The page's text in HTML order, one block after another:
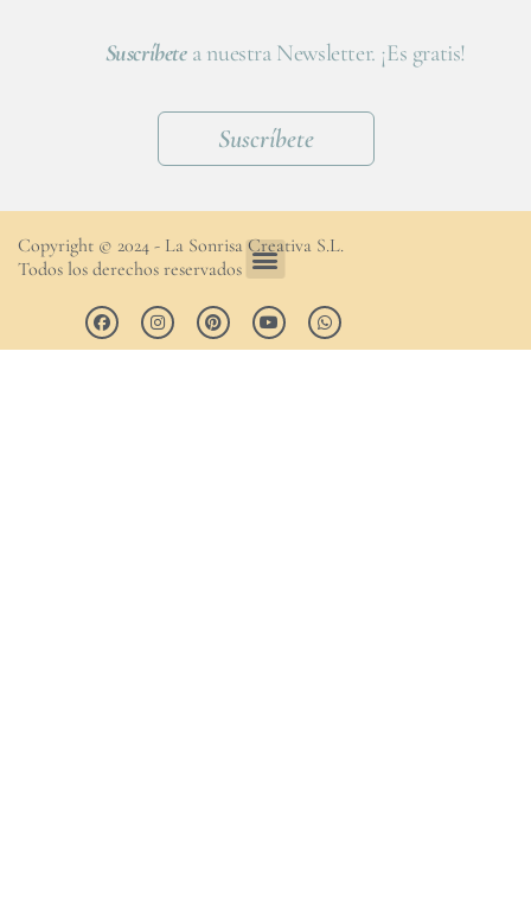
Suscríbetea nuestra Newsletter. ¡Es gratis!
Suscríbete
Copyright © 2024 - La Sonrisa Creativa S.L.
Todos los derechos reservados